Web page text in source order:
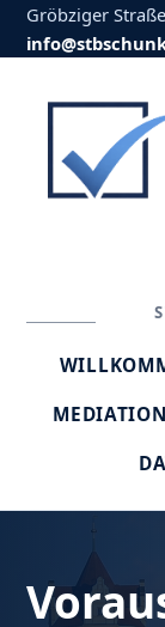
Gröbziger
MEDIATION